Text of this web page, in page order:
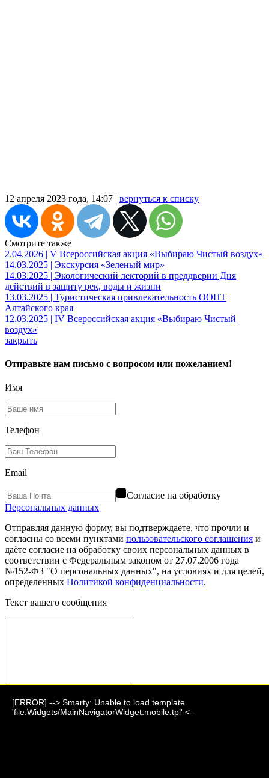
[ERROR] --> Smarty: Unable to load template
'file:Widgets/MainNavigatorWidget.mobile.tpl' <--
12 апреля 2023 года, 14:07 | вернуться к списку
Смотрите также
2.04.2026 | V Всероссийская акция «Выбираю Чистый воздух»
14.03.2025 | Экскурсия «Зеленый мир»
14.03.2025 | Экологический лекторий в преддверии Дня
действий в защиту рек, воды и жизни
13.03.2025 | Туристическая привлекательность ООПТ
Алтайского края
12.03.2025 | IV Всероссийская акция «Выбираю Чистый
воздух»
закрыть
Отправьте нам письмо с вопросом или пожеланием!
Имя
Телефон
Email
Согласие на обработку
Персональных данных
Отправляя данную форму, вы подтверждаете, что прочли и
согласны со всеми пунктами пользовательского соглашения и
даёте согласие на обработку своих персональных данных в
соответствии с Федеральным законом от 27.07.2006 года
№152-ФЗ "О персональных данных", на условиях и для целей,
определенных Политикой конфиденциальности.
Текст вашего сообщения
Отправить сообщение